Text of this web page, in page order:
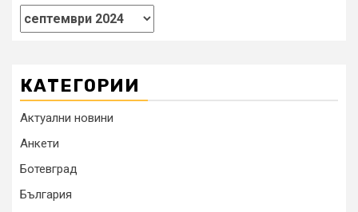
КАТЕГОРИИ
Актуални новини
Анкети
Ботевград
България